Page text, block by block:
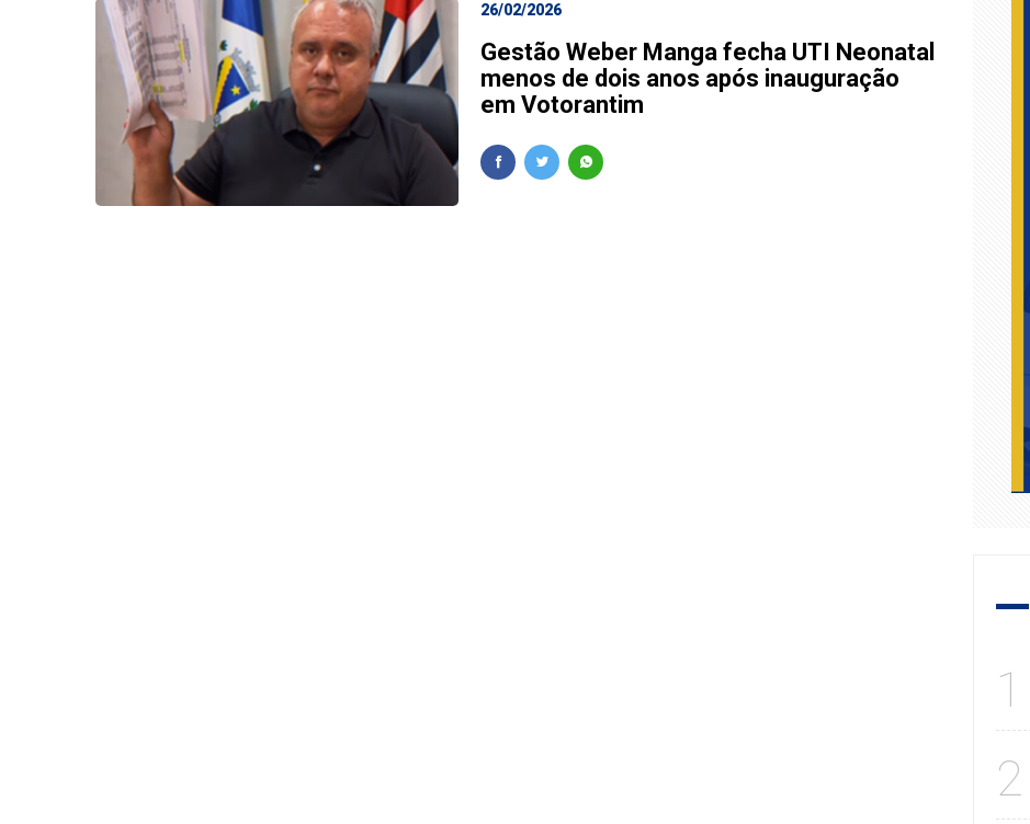
26/02/2026
Gestão Weber Manga fecha UTI Neonatal
menos de dois anos após inauguração
em Votorantim
1
2